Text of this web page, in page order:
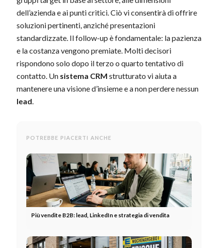
dell’azienda e ai punti critici. Ciò vi consentirà di offrire
soluzioni pertinenti, anziché presentazioni
standardizzate. Il follow-up è fondamentale: la pazienza
e la costanza vengono premiate. Molti decisori
rispondono solo dopo il terzo o quarto tentativo di
contatto. Un sistema CRM strutturato vi aiuta a
mantenere una visione d’insieme e a non perdere nessun
lead
POTREBBE PIACERTI ANCHE
Più vendite B2B: lead, LinkedIn e strategia di vendita